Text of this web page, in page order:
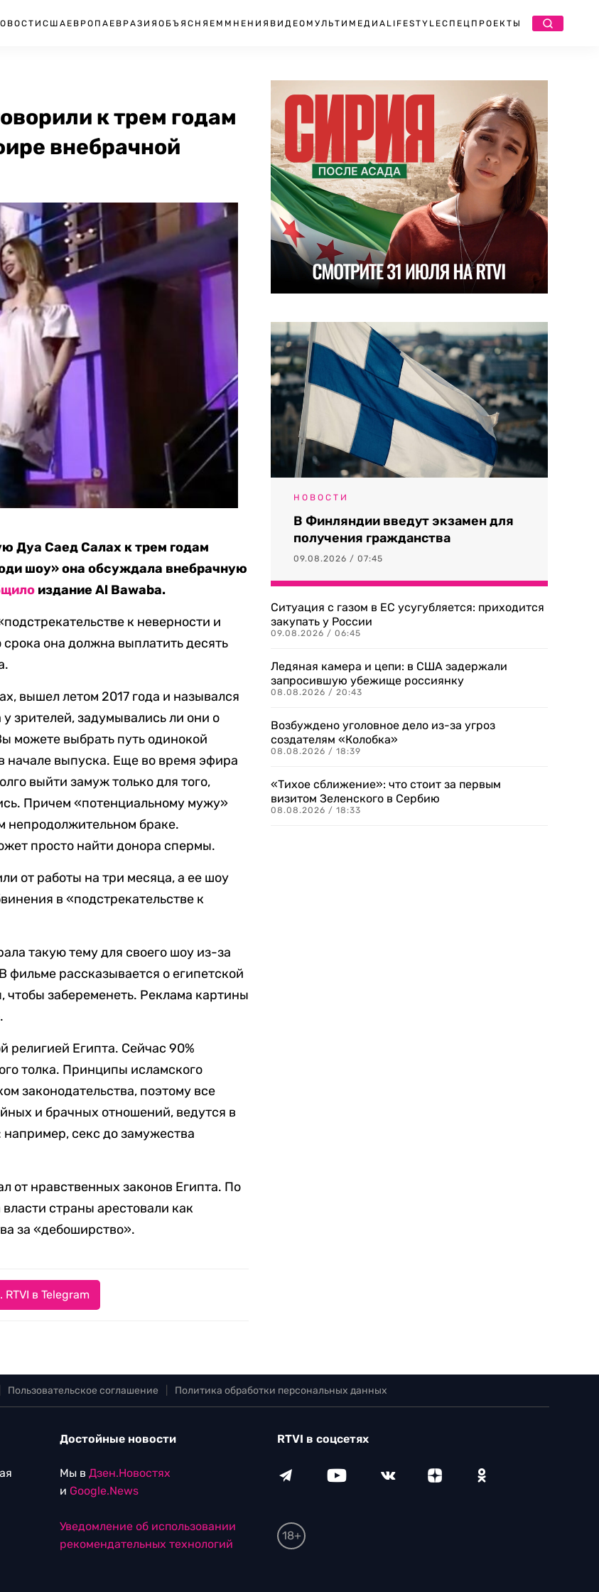
США ЕВРОПА ЕВРАЗИЯ ОБЪЯСНЯЕМ МНЕНИЯ ВИДЕО МУЛЬТИМЕДИА LIFESTYLEСПЕЦПРОЕКТЫ
к трем годам
внебрачной
Дуа Саед Салах к трем годам
шоу» она обсуждала внебрачную
издание Al Bawaba.
к неверности и
она должна выплатить десять
вышел летом 2017 года и назывался
зрителей, задумывались ли они о
можете выбрать путь одинокой
начале выпуска. Еще во время эфира
выйти замуж только для того,
Причем «потенциальному мужу»
непродолжительном браке.
просто найти донора спермы.
от работы на три месяца, а ее шоу
в «подстрекательстве к
такую тему для своего шоу из-за
рассказывается о египетской
забеременеть. Реклама картины
религией Египта. Сейчас 90%
толка. Принципы исламского
законодательства, поэтому все
и брачных отношений, ведутся в
секс до замужества
от нравственных законов Египта. По
страны арестовали как
за «дебоширство».
в Telegram
НОВОСТИ
В Финляндии введут экзамен для
получения гражданства
09.08.2026 / 07:45
Ситуация с газом в ЕС усугубляется: приходится
закупать у России
09.08.2026 / 06:45
Ледяная камера и цепи: в США задержали
запросившую убежище россиянку
08.08.2026 / 20:43
Возбуждено уголовное дело из-за угроз
создателям «Колобка»
08.08.2026 / 18:39
«Тихое сближение»: что стоит за первым
визитом Зеленского в Сербию
08.08.2026 / 18:33
Пользовательское соглашение Политика обработки персональных данных
Достойные новости
Мы в Дзен.Новостях
и Google.News
Уведомление об использовании
рекомендательных технологий
RTVI в соцсетях
18+